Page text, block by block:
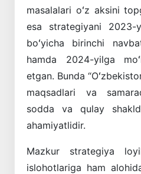
masalalari oʻz aksini
esa strategiyani 2023-
boʻyicha birinchi
hamda 2024-yilga
etgan. Bunda
maqsadlari va
sodda va qulay
ahamiyatlidir.
Mazkur strategiya
islohotlariga ham